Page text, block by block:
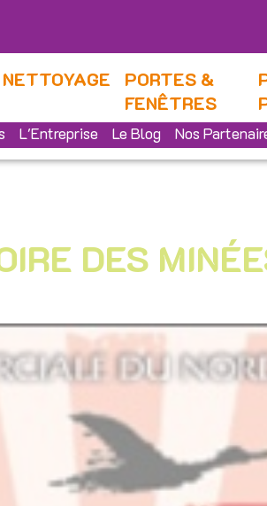
NETTOYAGE
PORTES &
FENÊTRES
L'Entreprise Le Blog Nos
DES